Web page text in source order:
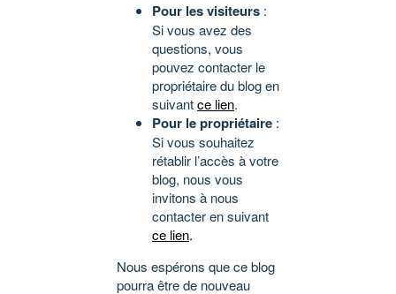
Pour les visiteurs :
Si vous avez des
questions, vous
pouvez contacter le
propriétaire du blog en
suivantce lien.
Pour le propriétaire :
Si vous souhaitez
rétablir l’accès à votre
blog, nous vous
invitons à nous
contacter en suivant
ce lien.
Nous espérons que ce blog
pourra être de nouveau